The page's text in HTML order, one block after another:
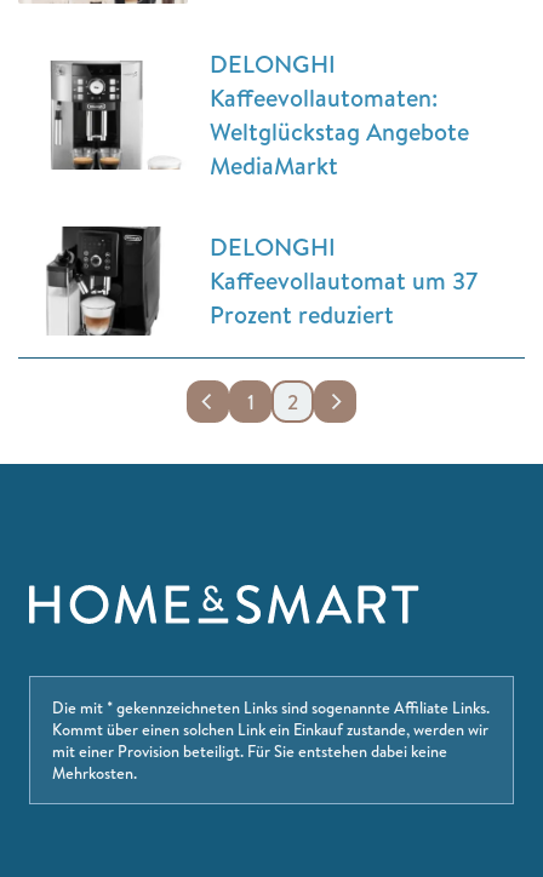
DELONGHI
Kaffeevollautomaten:
Weltglückstag Angebote
MediaMarkt
DELONGHI
Kaffeevollautomat um 37
Prozent reduziert
1 2
Die mit * gekennzeichneten Links sind sogenannte Affiliate Links.
Kommt über einen solchen Link ein Einkauf zustande, werden wir
mit einer Provision beteiligt. Für Sie entstehen dabei keine
Mehrkosten.